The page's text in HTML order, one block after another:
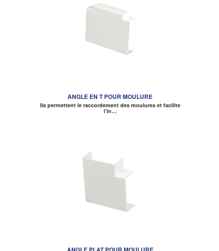
ANGLE EN T POUR MOULURE
Ils permettent le raccordement des moulures et facilite
l’in…